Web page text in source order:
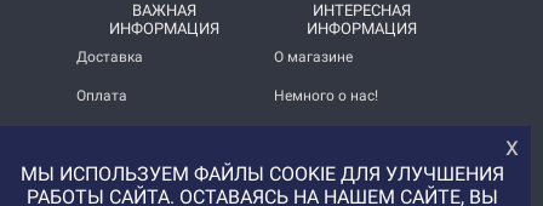
ВАЖНАЯ
ИНФОРМАЦИЯ
Доставка
Оплата
Политика
конфиденциальности
ИНТЕРЕСНАЯ
ИНФОРМАЦИЯ
О магазине
Немного о нас!
Услуга печати на фетре
и вопросы АП
х
МЫ ИСПОЛЬЗУЕМ ФАЙЛЫ COOKIE ДЛЯ УЛУЧШЕНИЯ
РАБОТЫ САЙТА. ОСТАВАЯСЬ НА НАШЕМ САЙТЕ, ВЫ